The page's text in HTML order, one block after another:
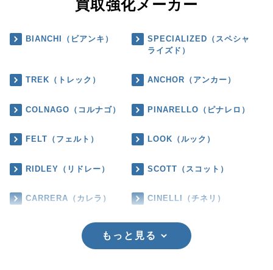
買取強化メーカー
BIANCHI（ビアンキ）
SPECIALIZED（スペシャ
ライズド）
TREK（トレック） ANCHOR（アンカー）
COLNAGO（コルナゴ） PINARELLO（ピナレロ）
FELT（フェルト） LOOK（ルック）
RIDLEY（リドレー） SCOTT（スコット）
CARRERA（カレラ） CINELLI（チネリ）
もっと見る